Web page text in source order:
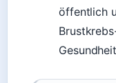
öffentlich